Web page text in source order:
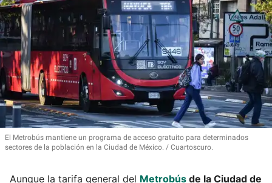
El Metrobús mantiene un programa de acceso gratuito para determinados
sectores de la población en la Ciudad de México.
Cuartoscuro.
Aunque la tarifa general del Metrobús de la Ciudad de